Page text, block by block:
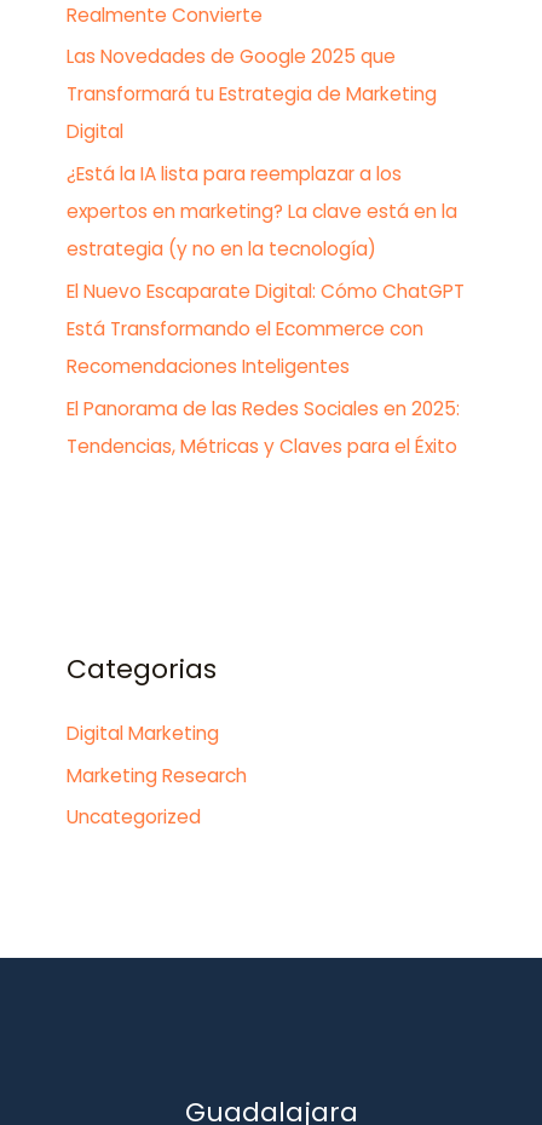
Realmente Convierte
Las Novedades de Google 2025 que
Transformará tu Estrategia de Marketing
Digital
¿Está la IA lista para reemplazar a los
expertos en marketing? La clave está en la
estrategia (y no en la tecnología)
El Nuevo Escaparate Digital: Cómo ChatGPT
Está Transformando el Ecommerce con
Recomendaciones Inteligentes
El Panorama de las Redes Sociales en 2025:
Tendencias, Métricas y Claves para el Éxito
Categorias
Digital Marketing
Marketing Research
Uncategorized
Guadalajara